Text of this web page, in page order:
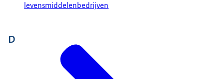
levensmiddelenbedrijven
D